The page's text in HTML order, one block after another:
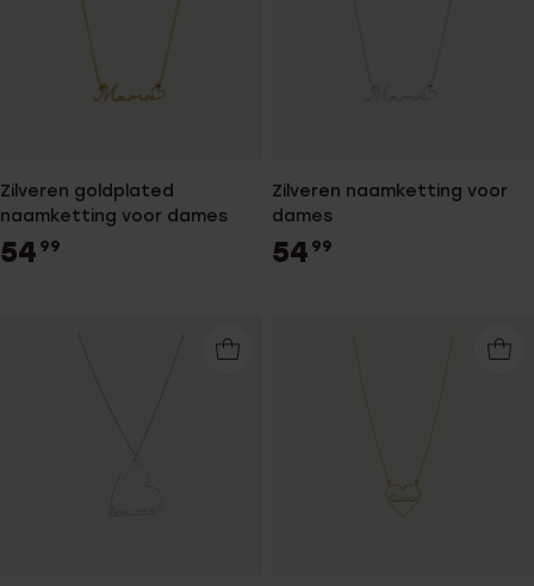
Zilveren goldplated
naamketting voor dames
54 99
Zilveren naamketting voor
dames
54 99